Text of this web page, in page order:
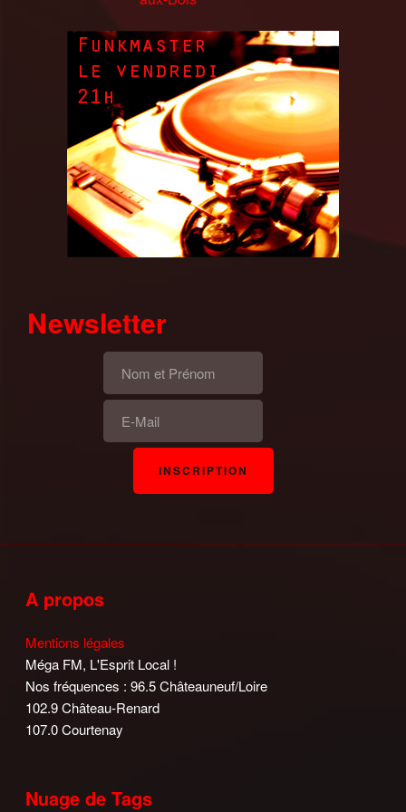
Newsletter
A propos
Mentions légales
Méga FM, L'Esprit Local !
Nos fréquences : 96.5 Châteauneuf/Loire
102.9 Château-Renard
107.0 Courtenay
Nuage de Tags